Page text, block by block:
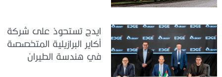
ايدج تستحوذ على شركة
أكاير البرازيلية المتخصصة
في هندسة الطيران